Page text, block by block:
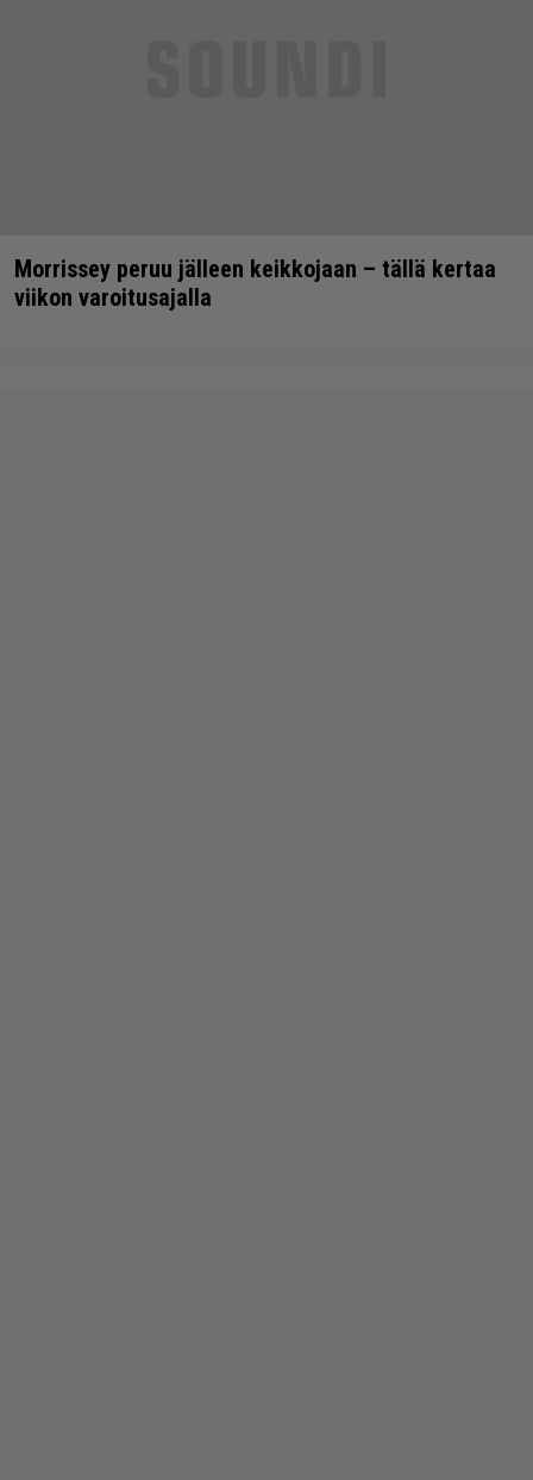
Morrissey peruu jälleen keikkojaan – tällä kertaa
viikon varoitusajalla